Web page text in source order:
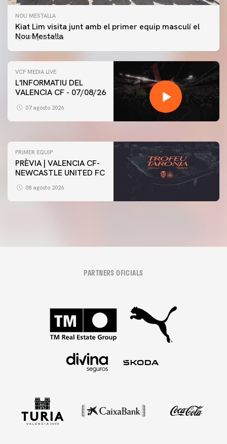
NOU MESTALLA
Kiat Lim visita junt amb el primer equip masculí el
Nou Mestalla
07 agosto 2026
VCF MEDIA LIVE
L'INFORMATIU DEL
VALENCIA CF - 07/08/26
07 agosto 2026
PRIMER EQUIP
ENTRENAMENT DEL VALENCIA CF 7/8/2026
PRIMER EQUIP
PRÈVIA | VALENCIA CF-
NEWCASTLE UNITED FC
08 agosto 2026
PARTNERS OFICIALS